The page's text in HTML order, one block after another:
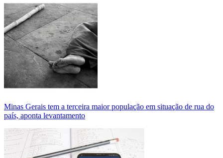
Minas Gerais tem a terceira maior população em situação de rua do
país, aponta levantamento